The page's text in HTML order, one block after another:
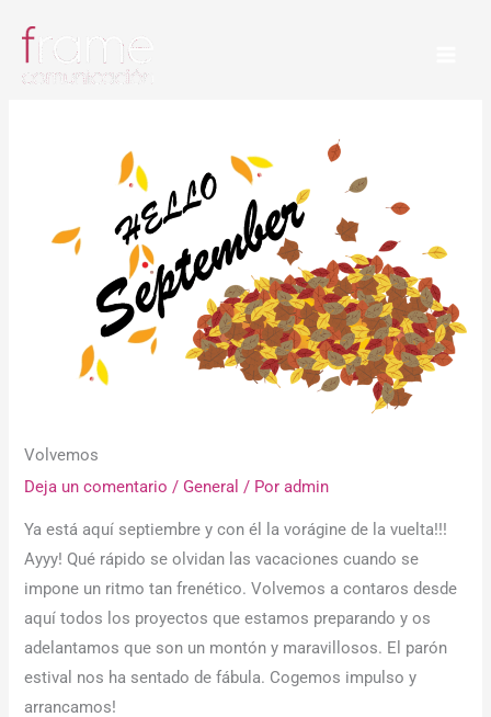
contenido
Volvemos
Deja un comentario / General / Poradmin
Ya está aquí septiembre y con él la vorágine de la vuelta!!!
Ayyy! Qué rápido se olvidan las vacaciones cuando se
impone un ritmo tan frenético. Volvemos a contaros desde
aquí todos los proyectos que estamos preparando y os
adelantamos que son un montón y maravillosos. El parón
estival nos ha sentado de fábula. Cogemos impulso y
arrancamos!